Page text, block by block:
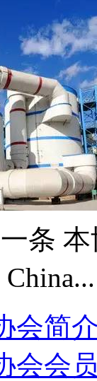
条
会简
会会